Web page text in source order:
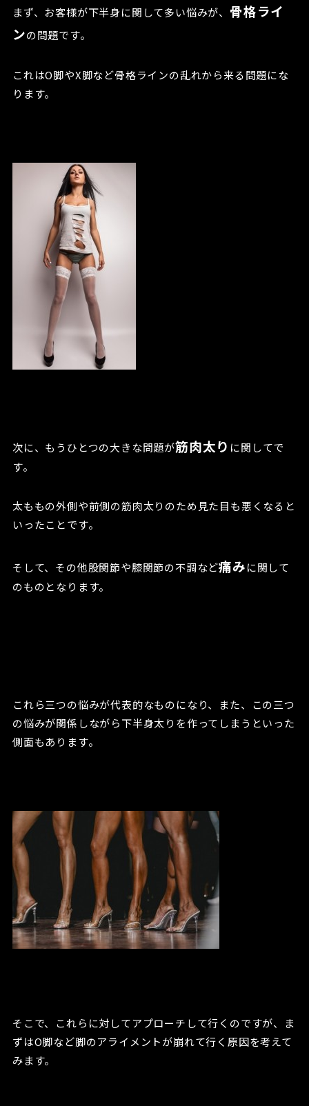
まず、お客様が下半身に関して多い悩みが、 骨格ライ
ンの問題です。
これはO脚やX脚など骨格ラインの乱れから来る問題にな
ります。
次に、もうひとつの大きな問題が筋肉太り に関してで
す。
太ももの外側や前側の筋肉太りのため見た目も悪くなると
いったことです。
そして、その他股関節や膝関節の不調など痛みに関して
のものとなります。
これら三つの悩みが代表的なものになり、また、この三つ
の悩みが関係しながら下半身太りを作ってしまうといった
側面もあります。
そこで、これらに対してアプローチして行くのですが、ま
ずはO脚など脚のアライメントが崩れて行く原因を考えて
みます。